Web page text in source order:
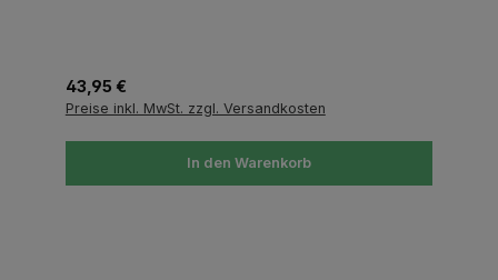
Regulärer Preis:
43,95 €
Preise inkl. MwSt. zzgl. Versandkosten
In den Warenkorb